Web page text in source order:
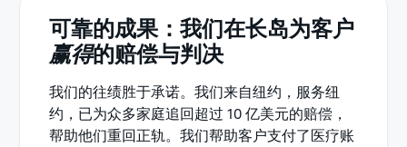
可靠的成果：我们在长岛为客户
赢得的赔偿与判决
我们的往绩胜于承诺。我们来自纽约，服务纽
约，已为众多家庭追回超过 10 亿美元的赔偿，
帮助他们重回正轨。我们帮助客户支付了医疗账